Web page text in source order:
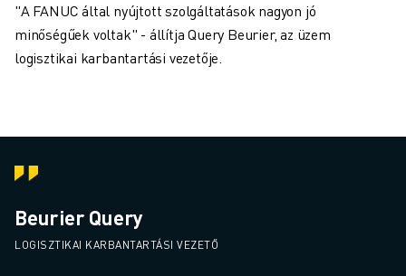
"A FANUC által nyújtott szolgáltatások nagyon jó
minőségűek voltak" - állítja Query Beurier, az üzem
logisztikai karbantartási vezetője.
Beurier Query
LOGISZTIKAI KARBANTARTÁSI VEZETŐ